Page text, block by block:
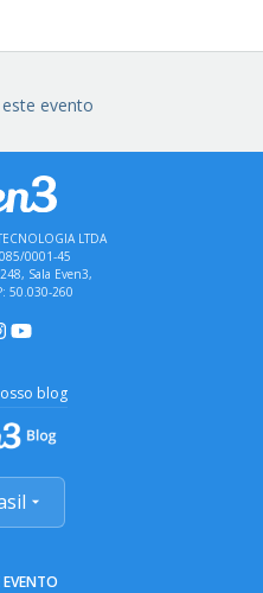
evento
LTDA
0001-45
Sala Even3,
50.030-260
blog